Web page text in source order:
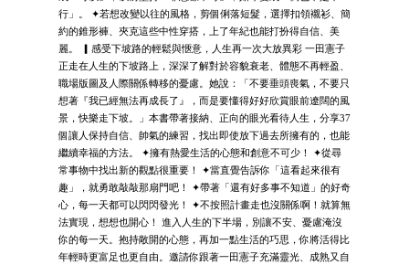
行」。 ✦若想改變以往的風格，剪個俐落短髮，選擇扣領襯衫、簡
約的錐形褲、夾克這些中性穿搭，上了年紀也能打扮得自信、美
麗。 ▎感受下坡路的輕鬆與愜意，人生再一次大放異彩 一田憲子
正走在人生的下坡路上，深深了解對於容貌衰老、體態不再輕盈、
職場版圖及人際關係轉移的憂慮。她說：「不要垂頭喪氣，不要只
想著『我已經無法再成長了』，而是要懂得好好欣賞眼前遼闊的風
景，快樂走下坡。」本書帶著接納、正向的眼光看待人生，分享37
個讓人保持自信、帥氣的練習，找出即使放下過去所擁有的，也能
繼續幸福的方法。 ✦擁有熱愛生活的心態和創意不可少！ ✦從尋
常事物中找出新的觀點很重要！ ✦當直覺告訴你「這看起來很有
趣」，就勇敢敲敲那扇門吧！ ✦帶著「還有好多事不知道」的好奇
心，每一天都可以閃閃發光！ ✦不按照計畫走也沒關係啊！就算無
法實現，想想也開心！ 進入人生的下半場，別讓不安、憂慮淹沒
你的每一天。抱持敞開的心態，再加一點生活的巧思，你將活得比
年輕時更富足也更自由。邀請你跟著一田憲子充滿靈光、成熟又自